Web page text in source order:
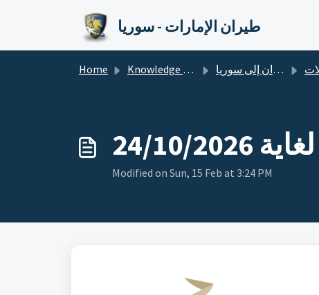
طيران الإمارات - سوريا
Home Knowledge base الطيران إلى سوريا
Modified on Sun, 15 Feb at 3:24 PM